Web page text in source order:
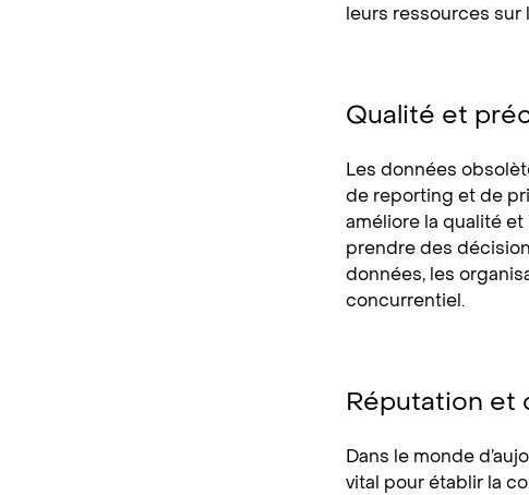
leurs ressources
Qualité et
Les données
de reporting et de
améliore la qualité
prendre des
données, les
concurrentiel.
Réputation et
Dans le monde
vital pour établir la